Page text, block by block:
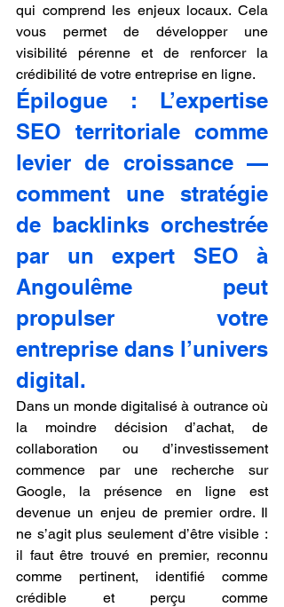
qui comprend les enjeux locaux. Cela
vous permet de développer une
visibilité pérenne et de renforcer la
crédibilité de votre entreprise en ligne.
Épilogue : L’expertise
SEO territoriale comme
levier de croissance —
comment une stratégie
de backlinks orchestrée
par un expert SEO à
Angoulême peut
propulser votre
entreprise dans l’univers
digital.
Dans un monde digitalisé à outrance où
la moindre décision d’achat, de
collaboration ou d’investissement
commence par une recherche sur
Google, la présence en ligne est
devenue un enjeu de premier ordre. Il
ne s’agit plus seulement d’être visible :
il faut être trouvé en premier, reconnu
comme pertinent, identifié comme
crédible et perçu comme